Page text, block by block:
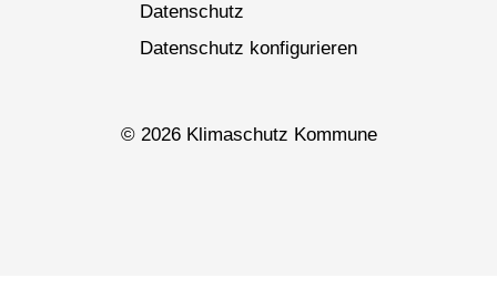
Datenschutz
Datenschutz konfigurieren
© 2026 Klimaschutz Kommune